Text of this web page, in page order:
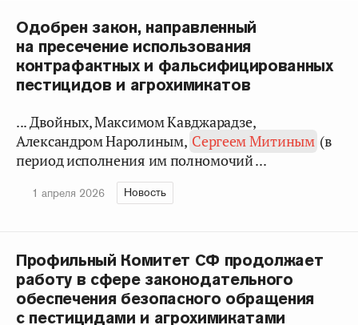
Одобрен закон, направленный
на пресечение использования
контрафактных и фальсифицированных
пестицидов и агрохимикатов
... Двойных, Максимом Кавджарадзе,
Александром Наролиным, Сергеем Митиным (в
период исполнения им полномочий ...
1 апреля 2026 Новость
Профильный Комитет СФ продолжает
работу в сфере законодательного
обеспечения безопасного обращения
с пестицидами и агрохимикатами